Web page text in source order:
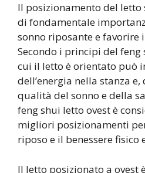
Il posizionamento del letto
di fondamentale
sonno riposante e favorire
Secondo i principi del
cui il letto è orientato può
dell’energia nella stanza e,
qualità del sonno e della
feng shui letto ovest è
migliori posizionamenti
riposo e il benessere fisico
Il letto posizionato a ovest